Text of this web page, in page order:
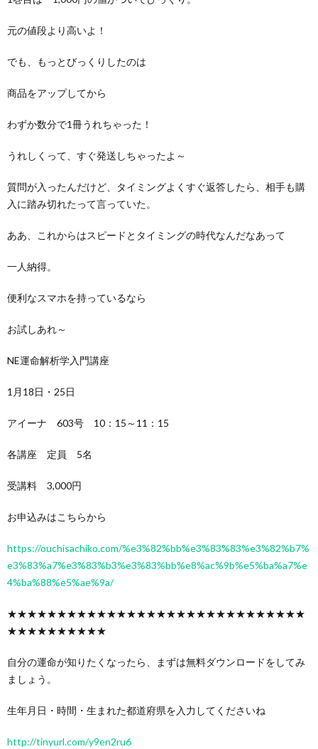
元の値段より高いよ！
でも、もっとびっくりしたのは
商品をアップしてから
わずか数分で1冊うれちゃった！
うれしくって、すぐ発送しちゃったよ～
質問が入ったんだけど、タイミングよくすぐ返答したら、相手も購
入に踏み切れたって言っていた。
ああ、これからはスピードとタイミングの時代なんだなあって
一人納得。
便利なスマホを持っているなら
お試しあれ～
NE運命解析学入門講座
1月18日・25日
アイーナ 603号 10：15～11：15
各講座 定員 5名
受講料 3,000円
お申込みはこちらから
https://ouchisachiko.com/%e3%82%bb%e3%83%83%e3%82%b7%
e3%83%a7%e3%83%b3%e3%83%bb%e8%ac%9b%e5%ba%a7%e
4%ba%88%e5%ae%9a/
★★★★★★★★★★★★★★★★★★★★★★★★★★★★★★
★★★★★★★★★★
自分の運命が知りたくなったら、まずは無料ダウンロードをしてみ
ましょう。
生年月日・時間・生まれた都道府県を入力してくださいね
http://tinyurl.com/y9en2ru6